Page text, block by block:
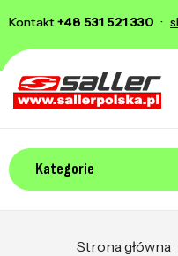
Kontakt+48 531 521 330 ·
Kategorie
Strona główna